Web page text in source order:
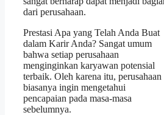
dari perusahaan.
Prestasi Apa yang Telah Anda Buat
dalam Karir Anda? Sangat umum
bahwa setiap perusahaan
menginginkan karyawan potensial
terbaik. Oleh karena itu, perusahaan
biasanya ingin mengetahui
pencapaian pada masa-masa
sebelumnya.